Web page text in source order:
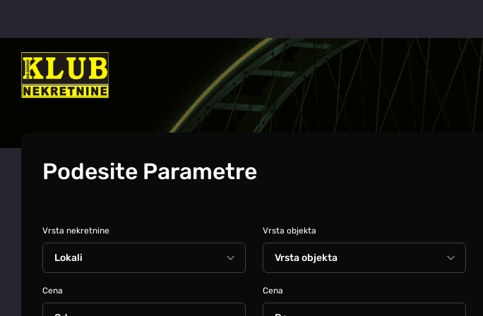
Podesite Parametre
Vrsta nekretnine Vrsta objekta
Cena Cena